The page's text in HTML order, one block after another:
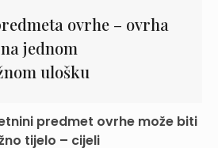
ovrhe – ovrha
jednom
ulošku
predmet ovrhe može biti
tijelo – cijeli